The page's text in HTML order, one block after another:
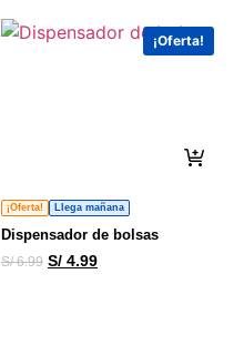
¡Oferta! Llega mañana
¡Oferta!
Dispensador de bolsas
S/6.99 S/ 4.99